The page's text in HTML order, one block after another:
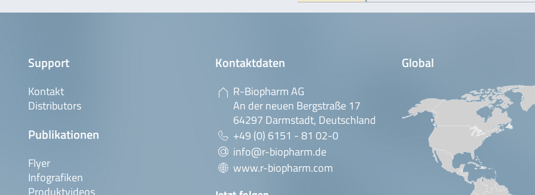
Support
Kontakt
Distributors
Publikationen
Flyer
Infografiken
Produktvideos
Kontaktdaten
R-Biopharm AG
An der neuen Bergstraße 17
64297 Darmstadt, Deutschland
+49 (0) 6151 - 81 02-0
info@r-biopharm.de
www.r-biopharm.com
Global